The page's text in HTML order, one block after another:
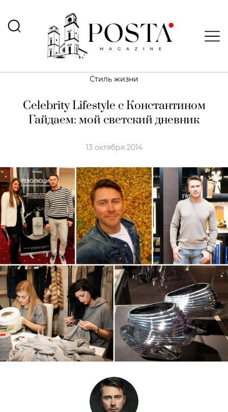
Стиль жизни
Celebrity Lifestyle с Константином
Гайдаем: мой светский дневник
13 октября 2014